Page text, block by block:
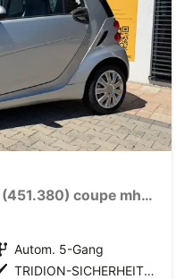
Micro Hybrid Drive 52kW (451.380) coupe mhd passion Euro
Autom. 5-Gang
TRIDION-SICHERHEITSZELLE SILBER